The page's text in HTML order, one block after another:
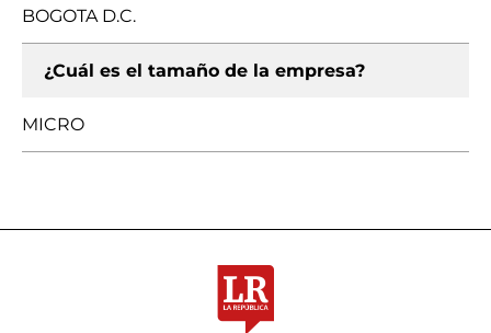
BOGOTA D.C.
¿Cuál es el tamaño de la empresa?
MICRO